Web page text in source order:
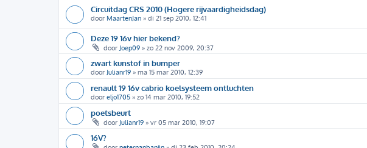
Circuitdag CRS 2010 (Hogere rijvaardigheidsdag)
door MaartenJan » di 21 sep 2010, 12:41
Deze 19 16v hier bekend?
door Joep09 » zo 22 nov 2009, 20:37
zwart kunstof in bumper
door Julianr19 » ma 15 mar 2010, 12:39
renault 19 16v cabrio koelsysteem ontluchten
door eljo1705 » zo 14 mar 2010, 19:52
poetsbeurt
door Julianr19 » vr 05 mar 2010, 19:07
16V?